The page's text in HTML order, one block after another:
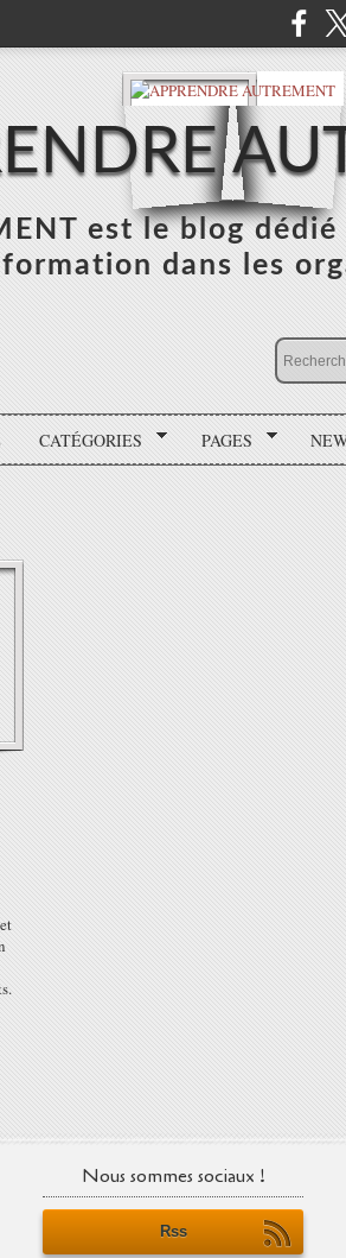
est le blog
formation dans les
CATÉGORIES PAGES
Nous sommes sociaux !
Rss